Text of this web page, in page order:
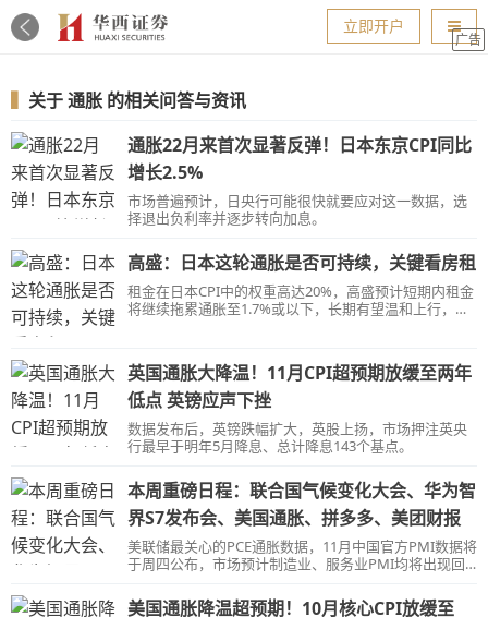
导航
立即开户
广告
关于通胀 的相关问答与资讯
通胀22月来首次显著反弹！日本东京CPI同比
增长2.5%
市场普遍预计，日央行可能很快就要应对这一数据，选
择退出负利率并逐步转向加息。
高盛：日本这轮通胀是否可持续，关键看房租
租金在日本CPI中的权重高达20%，高盛预计短期内租金
将继续拖累通胀至1.7%或以下，长期有望温和上行，使
英国通胀大降温！11月CPI超预期放缓至两年
低点 英镑应声下挫
数据发布后，英镑跌幅扩大，英股上扬，市场押注英央
行最早于明年5月降息、总计降息143个基点。
本周重磅日程：联合国气候变化大会、华为智
界S7发布会、美国通胀、拼多多、美团财报
美联储最关心的PCE通胀数据，11月中国官方PMI数据将
于周四公布，市场预计制造业、服务业PMI均将出现回
对世界各国在实现《巴黎协定》目标方面取得的进展进
美国通胀降温超预期！10月核心CPI放缓至